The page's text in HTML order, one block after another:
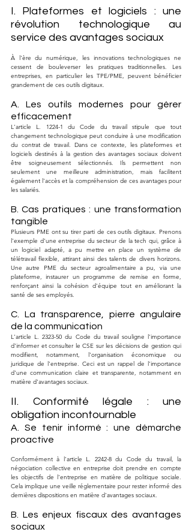
I. Plateformes et logiciels : une
révolution technologique au
service des avantages sociaux
À l'ère du numérique, les innovations technologiques ne
cessent de bouleverser les pratiques traditionnelles. Les
entreprises, en particulier les TPE/PME, peuvent bénéficier
grandement de ces outils digitaux.
A. Les outils modernes pour gérer
efficacement
L'article L. 1224-1 du Code du travail stipule que tout
changement technologique peut conduire à une modification
du contrat de travail. Dans ce contexte, les plateformes et
logiciels destinés à la gestion des avantages sociaux doivent
être soigneusement sélectionnés. Ils permettent non
seulement une meilleure administration, mais facilitent
également l'accès et la compréhension de ces avantages pour
les salariés.
B. Cas pratiques : une transformation
tangible
Plusieurs PME ont su tirer parti de ces outils digitaux. Prenons
l'exemple d'une entreprise du secteur de la tech qui, grâce à
un logiciel adapté, a pu mettre en place un système de
télétravail flexible, attirant ainsi des talents de divers horizons.
Une autre PME du secteur agroalimentaire a pu, via une
plateforme, instaurer un programme de remise en forme,
renforçant ainsi la cohésion d'équipe tout en améliorant la
santé de ses employés.
C. La transparence, pierre angulaire
de la communication
L'article L. 2323-50 du Code du travail souligne l'importance
d'informer et consulter le CSE sur les décisions de gestion qui
modifient, notamment, l'organisation économique ou
juridique de l'entreprise. Ceci est un rappel de l'importance
d'une communication claire et transparente, notamment en
matière d'avantages sociaux.
II. Conformité légale : une
obligation incontournable
A. Se tenir informé : une démarche
proactive
Conformément à l'article L. 2242-8 du Code du travail, la
négociation collective en entreprise doit prendre en compte
les objectifs de l'entreprise en matière de politique sociale.
Cela implique une veille réglementaire pour rester informé des
dernières dispositions en matière d'avantages sociaux.
B. Les enjeux fiscaux des avantages
sociaux